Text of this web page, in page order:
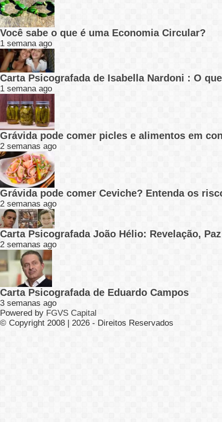
Você sabe o que é uma Economia Circular?
1 semana ago
Carta Psicografada de Isabella Nardoni : O
1 semana ago
Grávida pode comer picles e alimentos em
2 semanas ago
Grávida pode comer Ceviche? Entenda os
2 semanas ago
Carta Psicografada João Hélio: Revelação,
2 semanas ago
Carta Psicografada de Eduardo Campos
3 semanas ago
Powered by FGVS Capital
© Copyright 2008 | 2026 - Direitos Reservados